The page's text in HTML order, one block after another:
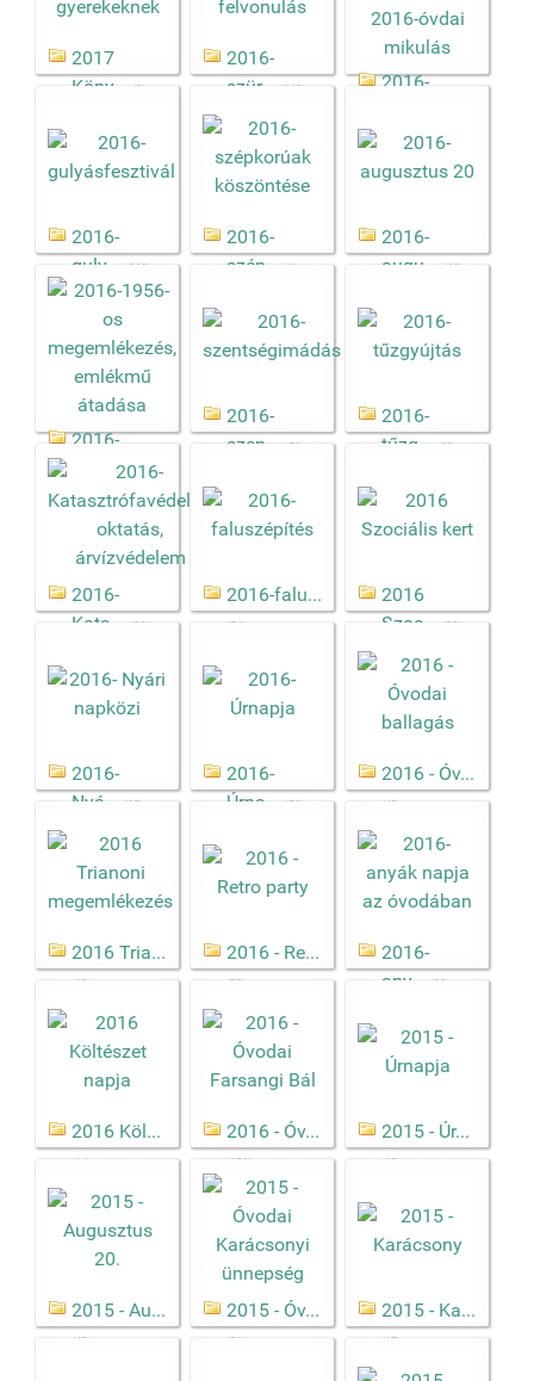
2017
Köny...
(9)
2016-
szür...
(148)
2016-
2016-
guly...
(368)
2016-
szép...
(6)
2016-
augu...
(69)
2016-
1956... (132)
2016-
szen...
(51)
2016-
tűzg...
(93)
2016-
Kata...
(26)
2016-falu...
(54)
2016
Szoc...
(22)
2016-
Nyá...
(60)
2016-
Úrna...
(56)
2016 - Óv...
(43)
2016 Tria...
(10)
2016 - Re...
(73)
2016-
any...
(22)
2016 Köl...
(14)
2016 - Óv...
(126)
2015 - Úr...
(13)
2015 - Au...
(42)
2015 - Óv...
(21)
2015 - Ka...
(17)